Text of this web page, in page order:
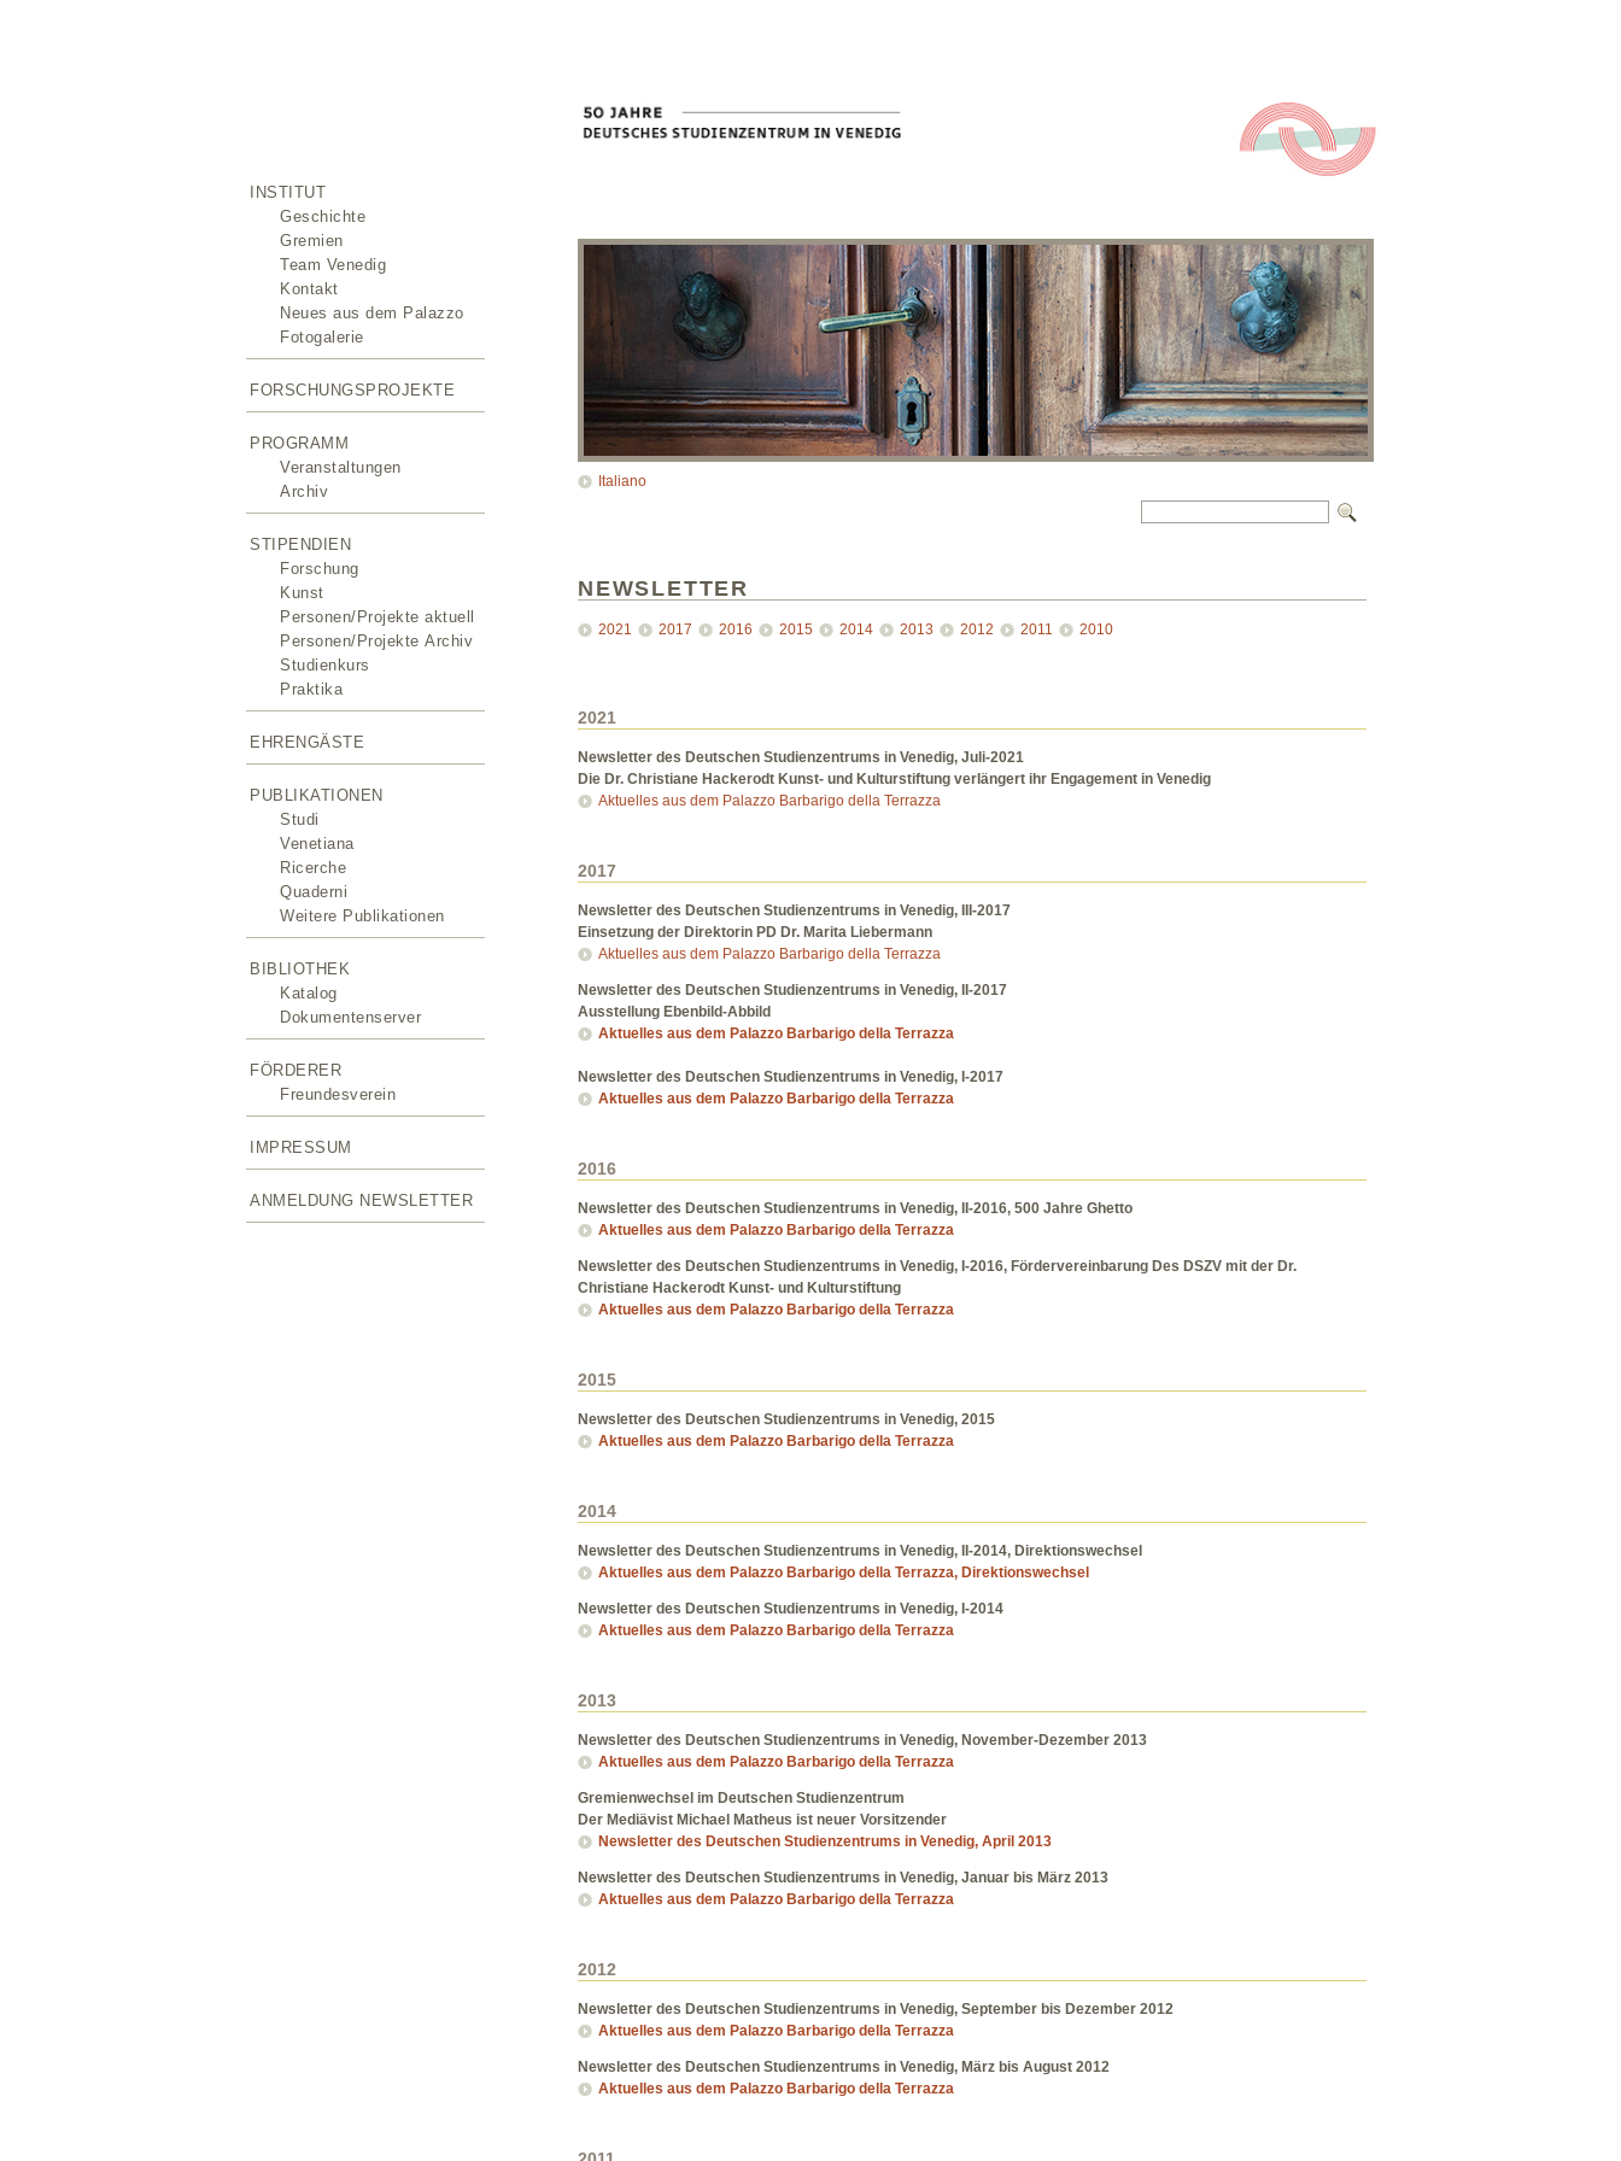
INSTITUT
Geschichte
Gremien
Team Venedig
Kontakt
Neues aus dem Palazzo
Fotogalerie
FORSCHUNGSPROJEKTE
PROGRAMM
Veranstaltungen
Archiv
STIPENDIEN
Forschung
Kunst
Personen/Projekte aktuell
Personen/Projekte Archiv
Studienkurs
Praktika
EHRENGÄSTE
PUBLIKATIONEN
Studi
Venetiana
Ricerche
Quaderni
Weitere Publikationen
BIBLIOTHEK
Katalog
Dokumentenserver
FÖRDERER
Freundesverein
IMPRESSUM
ANMELDUNG NEWSLETTER
Italiano
NEWSLETTER
2021 2017 2016 2015 2014 2013 2012 2011 2010
2021
Newsletter des Deutschen Studienzentrums in Venedig, Juli-2021
Die Dr. Christiane Hackerodt Kunst- und Kulturstiftung verlängert ihr Engagement in Venedig
Aktuelles aus dem Palazzo Barbarigo della Terrazza
2017
Newsletter des Deutschen Studienzentrums in Venedig, III-2017
Einsetzung der Direktorin PD Dr. Marita Liebermann
Aktuelles aus dem Palazzo Barbarigo della Terrazza
Newsletter des Deutschen Studienzentrums in Venedig, II-2017
Ausstellung Ebenbild-Abbild
Aktuelles aus dem Palazzo Barbarigo della Terrazza
Newsletter des Deutschen Studienzentrums in Venedig, I-2017
Aktuelles aus dem Palazzo Barbarigo della Terrazza
2016
Newsletter des Deutschen Studienzentrums in Venedig, II-2016, 500 Jahre Ghetto
Aktuelles aus dem Palazzo Barbarigo della Terrazza
Newsletter des Deutschen Studienzentrums in Venedig, I-2016, Fördervereinbarung Des DSZV mit der Dr.
Christiane Hackerodt Kunst- und Kulturstiftung
Aktuelles aus dem Palazzo Barbarigo della Terrazza
2015
Newsletter des Deutschen Studienzentrums in Venedig, 2015
Aktuelles aus dem Palazzo Barbarigo della Terrazza
2014
Newsletter des Deutschen Studienzentrums in Venedig, II-2014, Direktionswechsel
Aktuelles aus dem Palazzo Barbarigo della Terrazza, Direktionswechsel
Newsletter des Deutschen Studienzentrums in Venedig, I-2014
Aktuelles aus dem Palazzo Barbarigo della Terrazza
2013
Newsletter des Deutschen Studienzentrums in Venedig, November-Dezember 2013
Aktuelles aus dem Palazzo Barbarigo della Terrazza
Gremienwechsel im Deutschen Studienzentrum
Der Mediävist Michael Matheus ist neuer Vorsitzender
Newsletter des Deutschen Studienzentrums in Venedig, April 2013
Newsletter des Deutschen Studienzentrums in Venedig, Januar bis März 2013
Aktuelles aus dem Palazzo Barbarigo della Terrazza
2012
Newsletter des Deutschen Studienzentrums in Venedig, September bis Dezember 2012
Aktuelles aus dem Palazzo Barbarigo della Terrazza
Newsletter des Deutschen Studienzentrums in Venedig, März bis August 2012
Aktuelles aus dem Palazzo Barbarigo della Terrazza